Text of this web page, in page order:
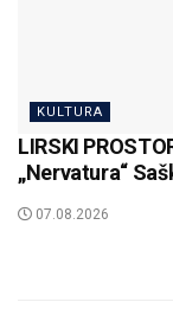
KULTURA
LIRSKI
„Nervatura“
07.08.2026